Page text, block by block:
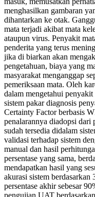
menghasilkan gambaran
dihantarkan ke otak.
mata terjadi akibat mata
ataupun virus. Penyakit
penderita yang terus
jika di biarkan akan
pengetahuan, biaya yang
masyarakat menganggap
pemeriksaan mata. Oleh
dalam mengetahui
sistem pakar diagnosis
Certainty Factor berbasis
penalarannya diadopsi dari
sudah tersedia didalam
validasi terhadap sistem
manual dan hasil
persentase yang sama,
mendapatkan hasil yang
akurasi sistem
persentase akhir sebesar